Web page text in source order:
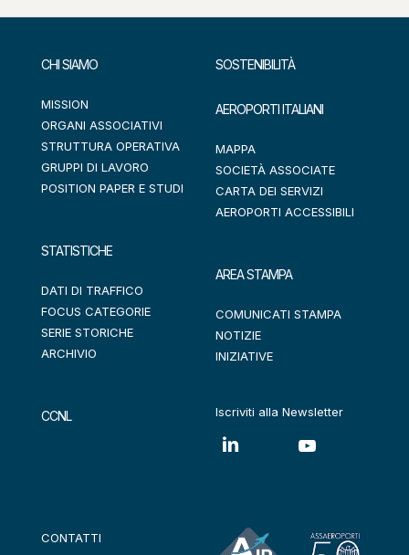
CHI SIAMO
MISSION
ORGANI ASSOCIATIVI
STRUTTURA OPERATIVA
GRUPPI DI LAVORO
POSITION PAPER E STUDI
STATISTICHE
DATI DI TRAFFICO
FOCUS CATEGORIE
SERIE STORICHE
ARCHIVIO
CCNL
SOSTENIBILITÀ
AEROPORTI ITALIANI
MAPPA
SOCIETÀ ASSOCIATE
CARTA DEI SERVIZI
AEROPORTI ACCESSIBILI
AREA STAMPA
COMUNICATI STAMPA
NOTIZIE
INIZIATIVE
Iscriviti alla Newsletter
CONTATTI